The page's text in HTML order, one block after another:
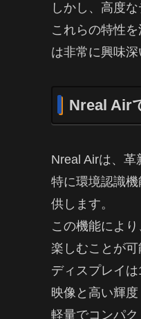
しかし、高度
これらの特性
は非常に興味深
Nreal Air
Nreal Airは、革
特に環境認識
供します。
この機能によ
楽しむことが可
ディスプレイ
映像と高い輝
軽量でコンパク